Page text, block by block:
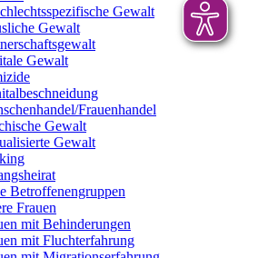
Gewalt
Gewalt
Gewalt
Frauenhandel
Gewalt
Gewalt
Betroffenengruppen
Frauen
mit Behinderungen
mit Fluchterfahrung